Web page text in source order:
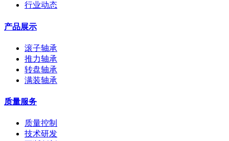
行业动态
产品展示
滚子轴承
推力轴承
转盘轴承
满装轴承
质量服务
质量控制
技术研发